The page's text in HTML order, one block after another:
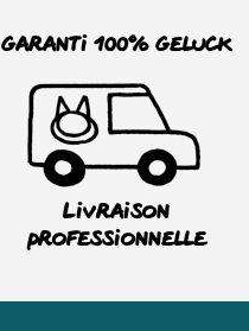
Garanti 100% Geluck
Livraison
professionnelle